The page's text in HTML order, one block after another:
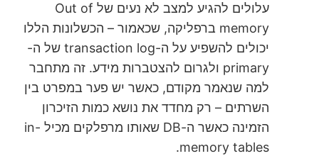
עלולים להגיע למצב לא נעים של Out of
memory ברפליקה, שכאמור – הכשלונות הללו
יכולים להשפיע על ה-transaction log של ה-
primary ולגרום להצטברות מידע. זה מתחבר
למה שנאמר מקודם, כאשר יש פער במפרט בין
השרתים – רק מחדד את נושא כמות הזיכרון
הזמינה כאשר ה-DB שאותו מרפלקים מכיל in-
memory tables.